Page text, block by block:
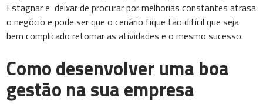
Estagnar e deixar de procurar por melhorias constantes atrasa
o negócio e pode ser que o cenário fique tão difícil que seja
bem complicado retomar as atividades e o mesmo sucesso.
Como desenvolver uma boa
gestão na sua empresa